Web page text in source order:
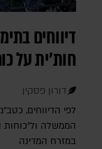
דיווחים
חות'ית על
דורון פסקין
לפי הדיווחים,
הממשלה ול"כוחות
במזרח המדינה